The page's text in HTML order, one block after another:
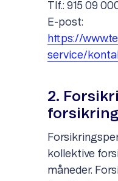
Tlf.: 915 09
E-post:
https://
service/
2.
kollektive
måneder.